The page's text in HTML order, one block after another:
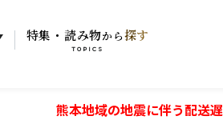
特集・読み物から 探す
TOPICS
熊本地域の地震に伴う配送